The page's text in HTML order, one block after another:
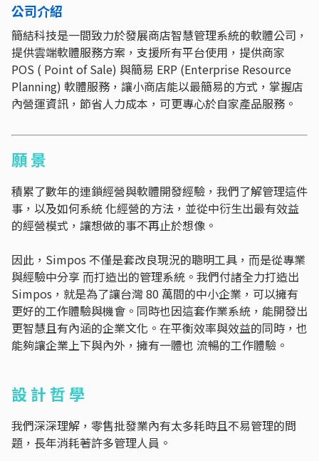
公司介紹
簡結科技是一間致力於發展商店智慧管理系統的軟體公司，
提供雲端軟體服務方案，支援所有平台使用，提供商家
POS ( Point of Sale) 與簡易 ERP (Enterprise Resource
Planning) 軟體服務，讓小商店能以最簡易的方式，掌握店
內營運資訊，節省人力成本，可更專心於自家產品服務。
願 景
積累了數年的連鎖經營與軟體開發經驗，我們了解管理這件
事，以及如何系統 化經營的⽅法，並從中衍⽣出最有效益
的經營模式，讓想做的事不再⽌於想像。
因此，Simpos 不僅是套改良現況的聰明⼯具，⽽是從專業
與經驗中分享 ⽽打造出的管理系統。我們付諸全⼒打造出
Simpos，就是為了讓台灣 80 萬間的中⼩企業，可以擁有
更好的⼯作體驗與機會。同時也因這套作業系統，能開發出
更智慧且有內涵的企業⽂化。在平衡效率與效益的同時，也
能夠讓企業上下與內外，擁有⼀體也 流暢的⼯作體驗。
設 計 哲 學
我們深深理解，零售批發業內有太多耗時且不易管理的問
題，⻑年消耗著許多管理⼈員。